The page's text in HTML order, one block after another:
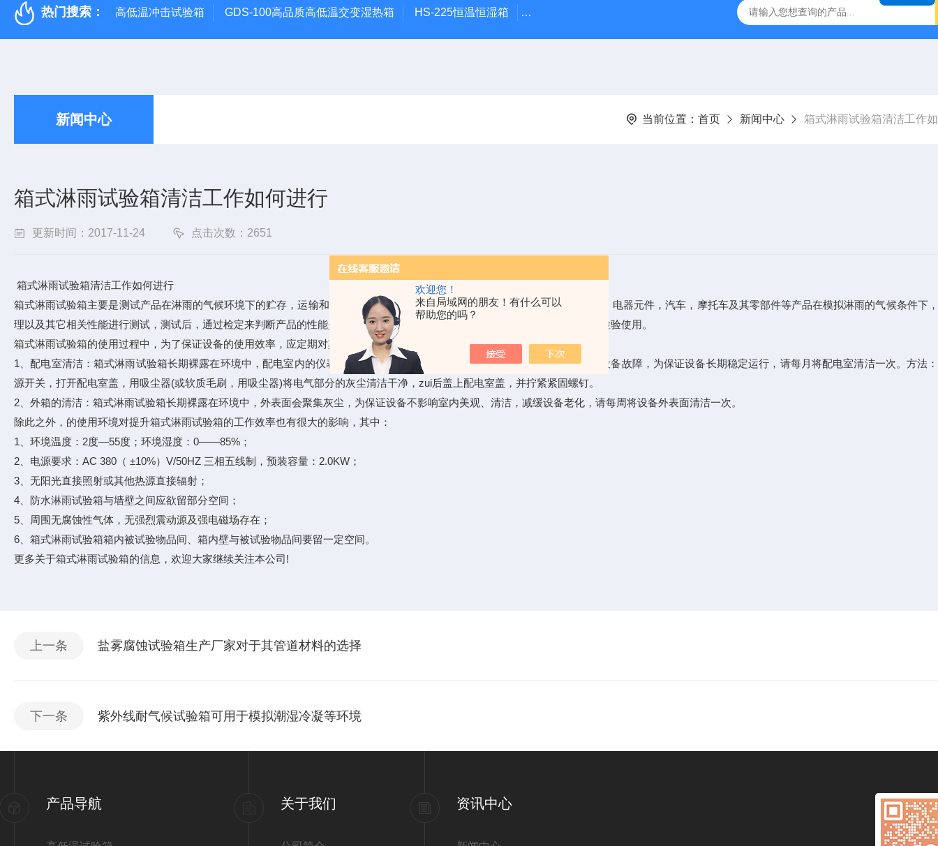
欢迎您！
来自局域网的朋友！有什么可以
帮助您的吗？
热门搜索： 高低温冲击试验箱 GDS-100高品质高低温交变湿热箱 HS-225恒温恒湿箱 GDW-100恒温恒湿稳定性试验箱 HS系列恒温恒湿箱 TEST-2000烟感闭环
新闻中心 当前位置： 首页 新闻中心 箱式淋雨试验箱清洁工作
箱式淋雨试验箱清洁工作如何进行
更新时间：2017-11-24 点击次数：2651
箱式淋雨试验箱清洁工作如何进行
箱式淋雨试验箱主要是测试产品在淋雨的气候环境下的贮存，运输和使用时的性能试验，主要用于对电工电子产品，灯具，电柜，电器元件，汽车，摩托车及其零部件等产品在模拟淋雨的气候条件下
理以及其它相关性能进行测试，测试后，通过检定来判断产品的性能是否能够达到要求，以便供产品的设计，改进，检定及出厂检验使用。
箱式淋雨试验箱的使用过程中，为了保证设备的使用效率，应定期对其进行清洁，其中：
1、配电室清洁：箱式淋雨试验箱长期裸露在环境中，配电室内的仪表、配电板、水回路等会聚集灰尘，当潮湿空气时，会引起设备故障，为保证设备长期稳定运行，请每月将配电室清洁一次。方法
源开关，打开配电室盖，用吸尘器(或软质毛刷，用吸尘器)将电气部分的灰尘清洁干净，zui后盖上配电室盖，并拧紧紧固螺钉。
2、外箱的清洁：箱式淋雨试验箱长期裸露在环境中，外表面会聚集灰尘，为保证设备不影响室内美观、清洁，减缓设备老化，请每周将设备外表面清洁一次。
除此之外，的使用环境对提升箱式淋雨试验箱的工作效率也有很大的影响，其中：
1、环境温度：2度—55度；环境湿度：0——85%；
2、电源要求：AC 380（ ±10%）V/50HZ 三相五线制，预装容量：2.0KW；
3、无阳光直接照射或其他热源直接辐射；
4、防水淋雨试验箱与墙壁之间应欲留部分空间；
5、周围无腐蚀性气体，无强烈震动源及强电磁场存在；
6、箱式淋雨试验箱箱内被试验物品间、箱内壁与被试验物品间要留一定空间。
更多关于箱式淋雨试验箱的信息，欢迎大家继续关注本公司!
上一条 盐雾腐蚀试验箱生产厂家对于其管道材料的选择
下一条 紫外线耐气候试验箱可用于模拟潮湿冷凝等环境
产品导航 关于我们 资讯中心